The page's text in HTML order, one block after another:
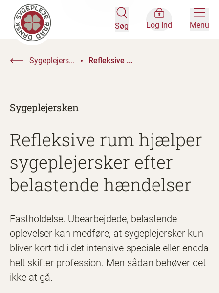
Søg Log Ind Menu
Sygeplejers... Refleksive ...
Sygeplejersken
Refleksive rum hjælper
sygeplejersker efter
belastende hændelser
Fastholdelse. Ubearbejdede, belastende
oplevelser kan medføre, at sygeplejersker kun
bliver kort tid i det intensive speciale eller endda
helt skifter profession. Men sådan behøver det
ikke at gå.